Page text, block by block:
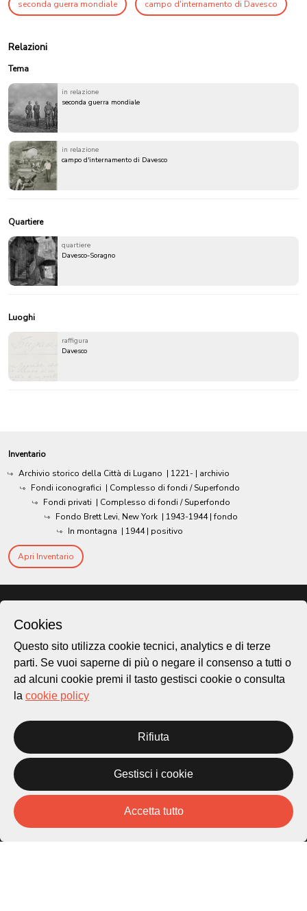
seconda guerra mondiale campo d'internamento di Davesco
Relazioni
Tema
in relazione
seconda guerra mondiale
in relazione
campo d'internamento di Davesco
Quartiere
quartiere
Davesco-Soragno
Luoghi
raffigura
Davesco
Inventario
Archivio storico della Città di Lugano | 1221- | archivio
Fondi iconografici | Complesso di fondi / Superfondo
Fondi privati | Complesso di fondi / Superfondo
Fondo Brett Levi, New York | 1943-1944 | fondo
In montagna | 1944 | positivo
Apri Inventario
Città di Lugano
Piazza Carlo Cattaneo 1
6976 Castagnola
Cookies
Questo sito utilizza cookie tecnici, analytics e di terze
parti. Se vuoi saperne di più o negare il consenso a tutti o
ad alcuni cookie premi il tasto gestisci cookie o consulta
la cookie policy
Rifiuta
Gestisci i cookie
Accetta tutto